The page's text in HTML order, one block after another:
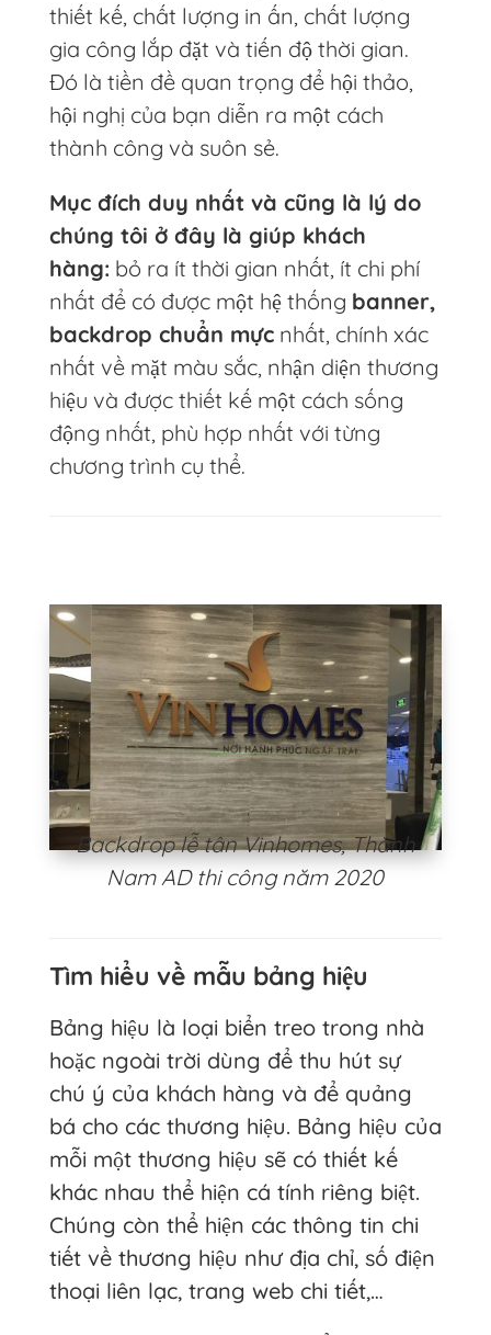
thiết kế, chất lượng in ấn, chất lượng
gia công lắp đặt và tiến độ thời gian.
Đó là tiền đề quan trọng để hội thảo,
hội nghị của bạn diễn ra một cách
thành công và suôn sẻ.
Mục đích duy nhất và cũng là lý do
chúng tôi ở đây là giúp khách
hàng: bỏ ra ít thời gian nhất, ít chi phí
nhất để có được một hệ thống banner,
backdrop chuẩn mựcnhất, chính xác
nhất về mặt màu sắc, nhận diện thương
hiệu và được thiết kế một cách sống
động nhất, phù hợp nhất với từng
chương trình cụ thể.
Backdrop lễ tân Vinhomes, Thành
Nam AD thi công năm 2020
Tìm hiểu về mẫu bảng hiệu
Bảng hiệu là loại biển treo trong nhà
hoặc ngoài trời dùng để thu hút sự
chú ý của khách hàng và để quảng
bá cho các thương hiệu. Bảng hiệu của
mỗi một thương hiệu sẽ có thiết kế
khác nhau thể hiện cá tính riêng biệt.
Chúng còn thể hiện các thông tin chi
tiết về thương hiệu như địa chỉ, số điện
thoại liên lạc, trang web chi tiết,…